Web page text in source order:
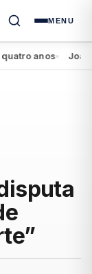
MENU
anos● João